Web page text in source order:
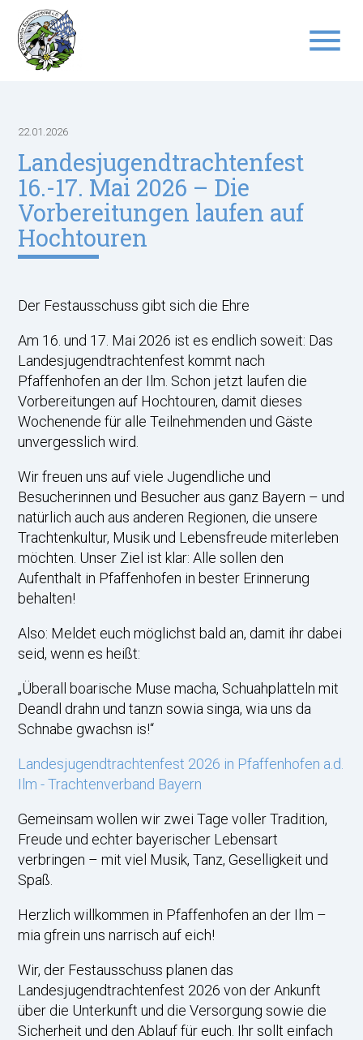
menu
22.01.2026
Landesjugendtrachtenfest
16.-17. Mai 2026 – Die
Vorbereitungen laufen auf
Hochtouren
Der Festausschuss gibt sich die Ehre
Am 16. und 17. Mai 2026 ist es endlich soweit: Das
Landesjugendtrachtenfest kommt nach
Pfaffenhofen an der Ilm. Schon jetzt laufen die
Vorbereitungen auf Hochtouren, damit dieses
Wochenende für alle Teilnehmenden und Gäste
unvergesslich wird.
Wir freuen uns auf viele Jugendliche und
Besucherinnen und Besucher aus ganz Bayern – und
natürlich auch aus anderen Regionen, die unsere
Trachtenkultur, Musik und Lebensfreude miterleben
möchten. Unser Ziel ist klar: Alle sollen den
Aufenthalt in Pfaffenhofen in bester Erinnerung
behalten!
Also: Meldet euch möglichst bald an, damit ihr dabei
seid, wenn es heißt:
„Überall boarische Muse macha, Schuahplatteln mit
Deandl drahn und tanzn sowia singa, wia uns da
Schnabe gwachsn is!“
Landesjugendtrachtenfest 2026 in Pfaffenhofen a.d.
Ilm - Trachtenverband Bayern
Gemeinsam wollen wir zwei Tage voller Tradition,
Freude und echter bayerischer Lebensart
verbringen – mit viel Musik, Tanz, Geselligkeit und
Spaß.
Herzlich willkommen in Pfaffenhofen an der Ilm –
mia gfrein uns narrisch auf eich!
Wir, der Festausschuss planen das
Landesjugendtrachtenfest 2026 von der Ankunft
über die Unterkunft und die Versorgung sowie die
Sicherheit und den Ablauf für euch. Ihr sollt einfach